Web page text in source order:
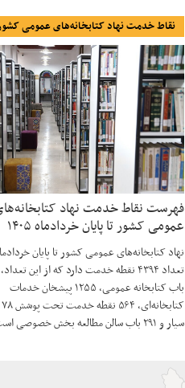
نقاط خدمت نهاد کتابخانه‌های عمومی
فهرست نقاط خدمت نهاد
عمومی کشور تا پایان خردادماه ۱۴۰۵
باب کتابخانه عمومی، ۱۲۵۵ پیشخان خدمات
سیار و ۲۹۱ باب سالن مطالعه بخش خصوصی است.